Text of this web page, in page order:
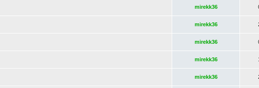
mirekk36
mirekk36
mirekk36
mirekk36
mirekk36